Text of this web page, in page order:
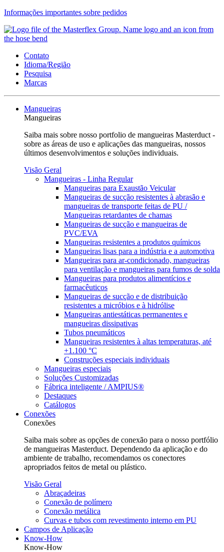
Informações importantes sobre pedidos
Contato
Idioma/Região
Pesquisa
Marcas
Mangueiras
Mangueiras
Saiba mais sobre nosso portfolio de mangueiras Masterduct -
sobre as áreas de uso e aplicações das mangueiras, nossos
últimos desenvolvimentos e soluções individuais.
Visão Geral
Mangueiras - Linha Regular
Mangueiras para Exaustão Veicular
Mangueiras de sucção resistentes à abrasão e
mangueiras de transporte feitas de PU /
Mangueiras retardantes de chamas
Mangueiras de sucção e mangueiras de
PVC/EVA
Mangueiras resistentes a produtos químicos
Mangueiras lisas para a indústria e a automotiva
Mangueiras para ar-condicionado, mangueiras
para ventilação e mangueiras para fumos de solda
Mangueiras para produtos alimentícios e
farmacêuticos
Mangueiras de sucção e de distribuição
resistentes a micróbios e à hidrólise
Mangueiras antiestáticas permanentes e
mangueiras dissipativas
Tubos pneumáticos
Mangueiras resistentes à altas temperaturas, até
+1.100 °C
Construções especiais individuais
Mangueiras especiais
Soluções Customizadas
Fábrica inteligente / AMPIUS®
Destaques
Catálogos
Conexões
Conexões
Saiba mais sobre as opções de conexão para o nosso portfólio
de mangueiras Masterduct. Dependendo da aplicação e do
ambiente de trabalho, recomendamos os conectores
apropriados feitos de metal ou plástico.
Visão Geral
Abraçadeiras
Conexão de polímero
Conexão metálica
Curvas e tubos com revestimento interno em PU
Campos de Aplicação
Know-How
Know-How